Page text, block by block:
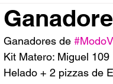
Ganadores de
Kit Matero: Miguel 109
Helado + 2 pizzas de